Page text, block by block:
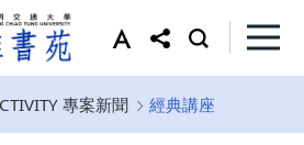
專案新聞 經典講座